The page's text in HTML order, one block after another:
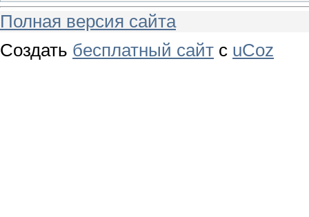
Полная версия сайта
Создать бесплатный сайт с uCoz